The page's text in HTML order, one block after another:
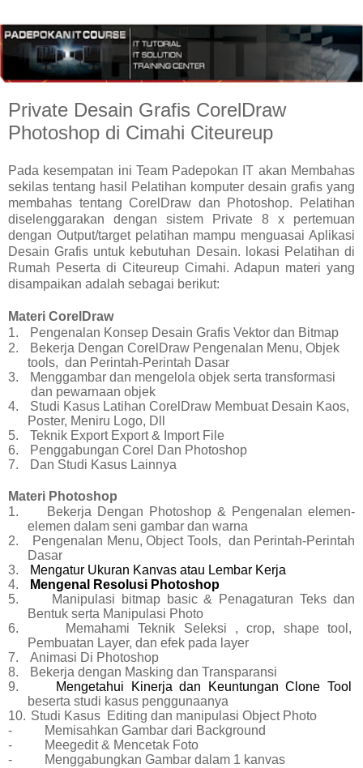
Private Desain Grafis CorelDraw
Photoshop di Cimahi Citeureup
Pada kesempatan ini Team Padepokan IT akan Membahas
sekilas tentang hasil Pelatihan komputer desain grafis yang
membahas tentang CorelDraw dan Photoshop. Pelatihan
diselenggarakan dengan sistem Private 8 x pertemuan
dengan Output/target pelatihan mampu menguasai Aplikasi
Desain Grafis untuk kebutuhan Desain. lokasi Pelatihan di
Rumah Peserta di Citeureup Cimahi. Adapun materi yang
disampaikan adalah sebagai berikut:
Materi CorelDraw
1.
Pengenalan Konsep Desain Grafis Vektor dan Bitmap
2.
Bekerja Dengan CorelDraw Pengenalan Menu, Objek
tools, dan Perintah-Perintah Dasar
3.
Menggambar dan mengelola objek serta transformasi
dan pewarnaan objek
4.
Studi Kasus Latihan CorelDraw Membuat Desain Kaos,
Poster, Meniru Logo, Dll
5.
Teknik Export Export & Import File
6.
Penggabungan Corel Dan Photoshop
7.
Dan Studi Kasus Lainnya
Materi Photoshop
1.
Bekerja Dengan Photoshop & Pengenalan elemen-
elemen dalam seni gambar dan warna
2.
Pengenalan Menu, Object Tools, dan Perintah-Perintah
Dasar
3.
Mengatur Ukuran Kanvas atau Lembar Kerja
4.
Mengenal Resolusi Photoshop
5.
Manipulasi bitmap basic& Penagaturan Teks dan
Bentuk serta Manipulasi Photo
6.
Memahami Teknik Seleksi , crop, shape tool,
Pembuatan Layer, dan efek pada layer
7.
Animasi Di Photoshop
8.
Bekerja dengan Masking dan Transparansi
9.
Mengetahui Kinerja dan Keuntungan Clone Tool
beserta studi kasus penggunaanya
10. Studi Kasus Editing dan manipulasi Object Photo
-
Memisahkan Gambar dari Background
-
Meegedit & Mencetak Foto
-
Menggabungkan Gambar dalam 1 kanvas